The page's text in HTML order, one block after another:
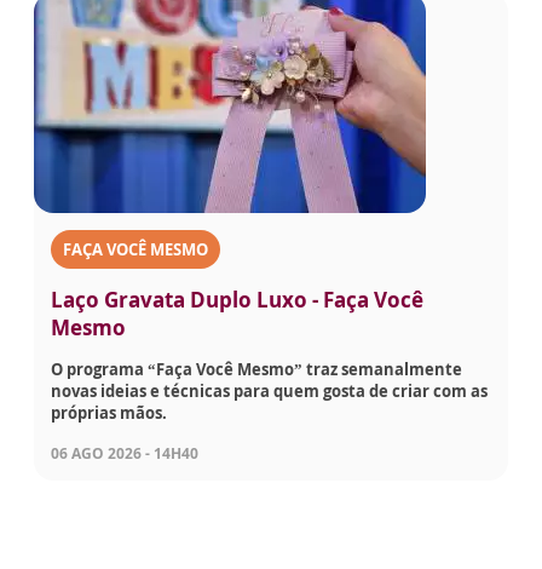
FAÇA VOCÊ MESMO
Laço Gravata Duplo Luxo - Faça Você
Mesmo
O programa “Faça Você Mesmo” traz semanalmente
novas ideias e técnicas para quem gosta de criar com as
próprias mãos.
06 AGO 2026 - 14H40